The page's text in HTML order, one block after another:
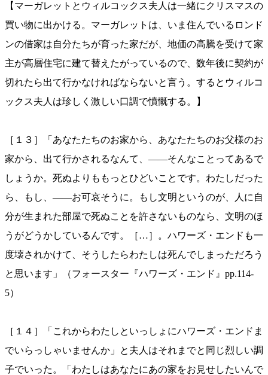
【マーガレットとウィルコックス夫人は一緒にクリスマスの
買い物に出かける。マーガレットは、いま住んでいるロンド
ンの借家は自分たちが育った家だが、地価の高騰を受けて家
主が高層住宅に建て替えたがっているので、数年後に契約が
切れたら出て行かなければならないと言う。するとウィルコ
ックス夫人は珍しく激しい口調で憤慨する。】
［１３］「あなたたちのお家から、あなたたちのお父様のお
家から、出て行かされるなんて、——そんなことってあるで
しょうか。死ぬよりももっとひどいことです。わたしだった
ら、もし、——お可哀そうに。もし文明というのが、人に自
分が生まれた部屋で死ぬことを許さないものなら、文明のほ
うがどうかしているんです。［…］。ハワーズ・エンドも一
度壊されかけて、そうしたらわたしは死んでしまっただろう
と思います」（フォースター『ハワーズ・エンド』pp.114-
5）
［１４］「これからわたしといっしょにハワーズ・エンドま
でいらっしゃいませんか」と夫人はそれまでと同じ烈しい調
子でいった。「わたしはあなたにあの家をお見せしたいんで